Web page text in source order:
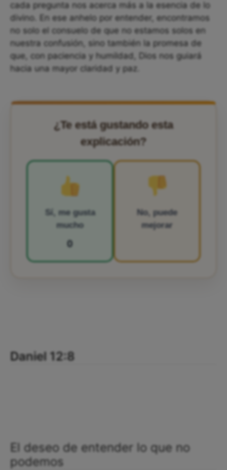
cada pregunta nos acerca más a la esencia de lo
divino. En ese anhelo por entender, encontramos
no solo el consuelo de que no estamos solos en
nuestra confusión, sino también la promesa de
que, con paciencia y humildad, Dios nos guiará
hacia una mayor claridad y paz.
¿Te está gustando esta
explicación?
Sí, me gusta
mucho
0
No, puede
mejorar
Daniel 12:8
El deseo de entender lo que no
podemos